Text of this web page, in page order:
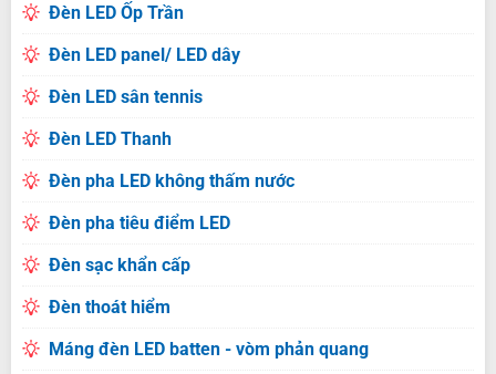
Đèn LED Ốp Trần
Đèn LED panel/ LED dây
Đèn LED sân tennis
Đèn LED Thanh
Đèn pha LED không thấm nước
Đèn pha tiêu điểm LED
Đèn sạc khẩn cấp
Đèn thoát hiểm
Máng đèn LED batten - vòm phản quang